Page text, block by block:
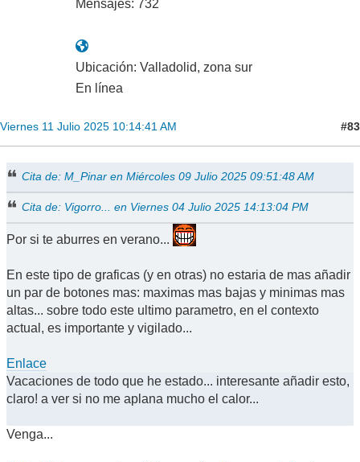
Mensajes: 732
Ubicación: Valladolid, zona sur
En línea
Viernes 11 Julio 2025 10:14:41 AM #83
Cita de: M_Pinar en Miércoles 09 Julio 2025 09:51:48 AM
Cita de: Vigorro... en Viernes 04 Julio 2025 14:13:04 PM
Por si te aburres en verano...
En este tipo de graficas (y en otras) no estaria de mas añadir
un par de botones mas: maximas mas bajas y minimas mas
altas... sobre todo este ultimo parametro, en el contexto
actual, es importante y vigilado...
Enlace
Vacaciones de todo que he estado... interesante añadir esto,
claro! a ver si no me aplana mucho el calor...
Venga...